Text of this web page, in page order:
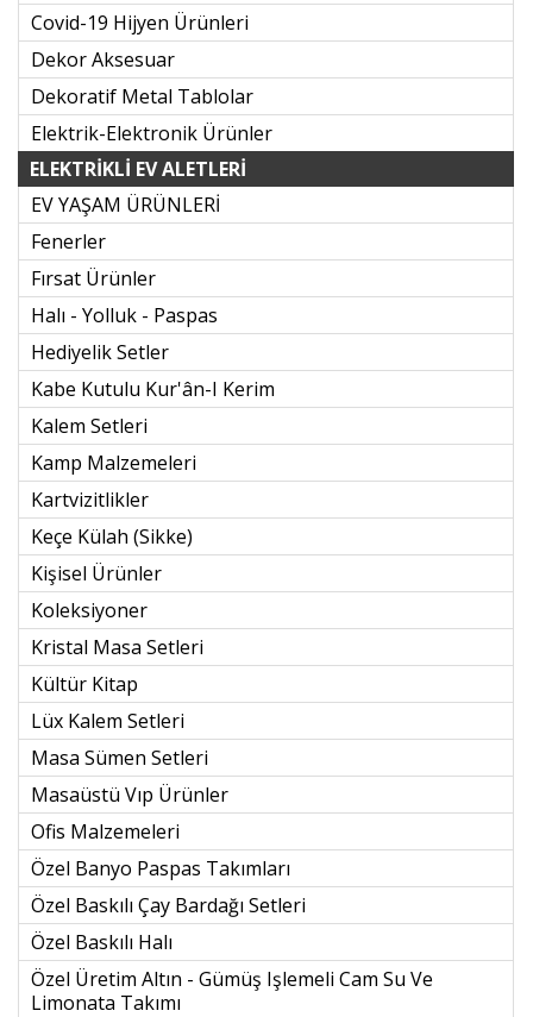
Covid-19 Hijyen Ürünleri
Dekor Aksesuar
Dekoratif Metal Tablolar
Elektrik-Elektronik Ürünler
ELEKTRİKLİ EV ALETLERİ
EV YAŞAM ÜRÜNLERİ
Fenerler
Fırsat Ürünler
Halı - Yolluk - Paspas
Hediyelik Setler
Kabe Kutulu Kur'ân-I Kerim
Kalem Setleri
Kamp Malzemeleri
Kartvizitlikler
Keçe Külah (sikke)
Kişisel Ürünler
Koleksiyoner
Kristal Masa Setleri
Kültür Kitap
Lüx Kalem Setleri
Masa Sümen Setleri
Masaüstü Vıp Ürünler
Ofis Malzemeleri
Özel Banyo Paspas Takımları
Özel Baskılı Çay Bardağı Setleri
Özel Baskılı Halı
Özel Üretim Altın - Gümüş Işlemeli Cam Su Ve
Limonata Takımı